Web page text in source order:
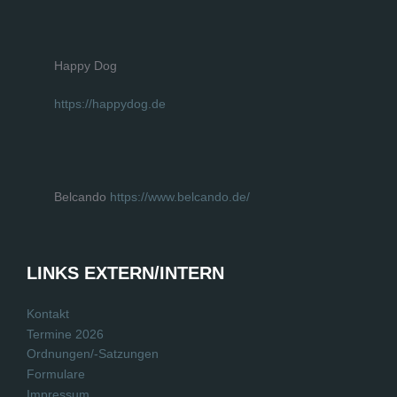
Happy Dog
https://happydog.de
Belcando https://www.belcando.de/
LINKS EXTERN/INTERN
Kontakt
Termine 2026
Ordnungen/-Satzungen
Formulare